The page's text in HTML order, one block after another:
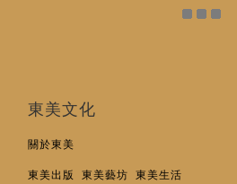
東美文化
關於東美
東美出版 東美藝坊 東美生活